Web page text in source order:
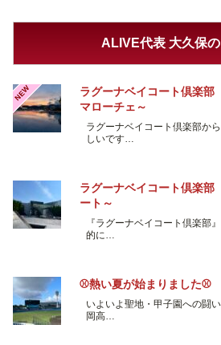
ALIVE代表 大久保
NEW
ラグーナベイコート倶楽
マローチェ～
ラグーナベイコート倶楽部か
しいです…
ラグーナベイコート倶楽
ート～
『ラグーナベイコート倶楽部
的に…
⚾熱い夏が始まりました⚾
いよいよ聖地・甲子園への闘
岡高…